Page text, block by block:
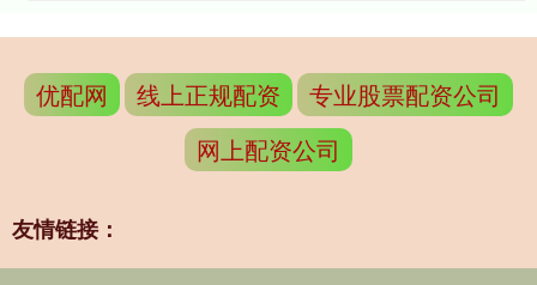
优配网 线上正规配资
专业股票配资公司
网上配资公司
友情链接：